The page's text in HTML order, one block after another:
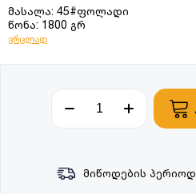
მასალა: 45#ფოლადი
წონა: 1800 გრ
ვრცლად
მიწოდების